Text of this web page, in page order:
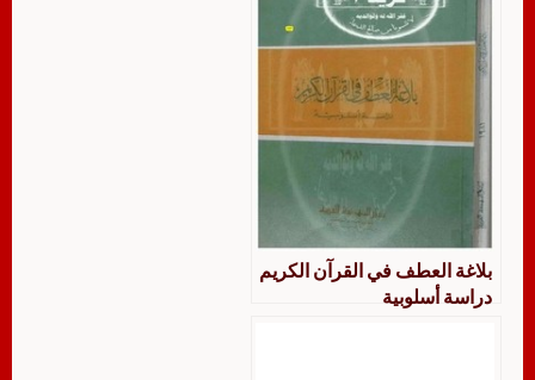
بلاغة العطف في القرآن الكريم
دراسة أسلوبية